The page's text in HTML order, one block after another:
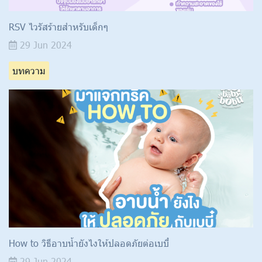
RSV ไวรัสร้ายสำหรับเด็กๆ
29 Jun 2024
บทความ
How to วิธีอาบน้ำยังไงให้ปลอดภัยต่อเบบี๋